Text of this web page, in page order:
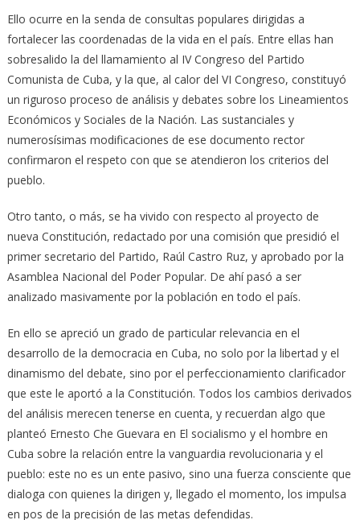
Ello ocurre en la senda de consultas populares dirigidas a
fortalecer las coordenadas de la vida en el país. Entre ellas han
sobresalido la del llamamiento al IV Congreso del Partido
Comunista de Cuba, y la que, al calor del VI Congreso, constituyó
un riguroso proceso de análisis y debates sobre los Lineamientos
Económicos y Sociales de la Nación. Las sustanciales y
numerosísimas modificaciones de ese documento rector
confirmaron el respeto con que se atendieron los criterios del
pueblo.
Otro tanto, o más, se ha vivido con respecto al proyecto de
nueva Constitución, redactado por una comisión que presidió el
primer secretario del Partido, Raúl Castro Ruz, y aprobado por la
Asamblea Nacional del Poder Popular. De ahí pasó a ser
analizado masivamente por la población en todo el país.
En ello se apreció un grado de particular relevancia en el
desarrollo de la democracia en Cuba, no solo por la libertad y el
dinamismo del debate, sino por el perfeccionamiento clarificador
que este le aportó a la Constitución. Todos los cambios derivados
del análisis merecen tenerse en cuenta, y recuerdan algo que
planteó Ernesto Che Guevara en El socialismo y el hombre en
Cuba sobre la relación entre la vanguardia revolucionaria y el
pueblo: este no es un ente pasivo, sino una fuerza consciente que
dialoga con quienes la dirigen y, llegado el momento, los impulsa
en pos de la precisión de las metas defendidas.